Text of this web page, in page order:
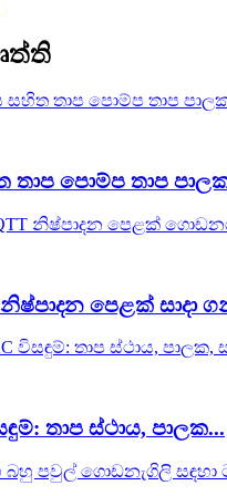
තාප පොම්ප තාප
නිෂ්පාදන පෙළක් සාදා
තාප ස්ථාය, පාලක...